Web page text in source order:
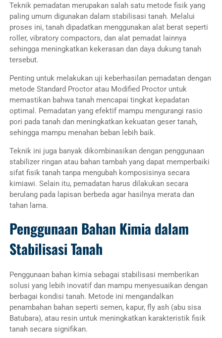
Teknik pemadatan merupakan salah satu metode fisik yang
paling umum digunakan dalam stabilisasi tanah. Melalui
proses ini, tanah dipadatkan menggunakan alat berat seperti
roller, vibratory compactors, dan alat pemadat lainnya
sehingga meningkatkan kekerasan dan daya dukung tanah
tersebut.
Penting untuk melakukan uji keberhasilan pemadatan dengan
metode Standard Proctor atau Modified Proctor untuk
memastikan bahwa tanah mencapai tingkat kepadatan
optimal. Pemadatan yang efektif mampu mengurangi rasio
pori pada tanah dan meningkatkan kekuatan geser tanah,
sehingga mampu menahan beban lebih baik.
Teknik ini juga banyak dikombinasikan dengan penggunaan
stabilizer ringan atau bahan tambah yang dapat memperbaiki
sifat fisik tanah tanpa mengubah komposisinya secara
kimiawi. Selain itu, pemadatan harus dilakukan secara
berulang pada lapisan berbeda agar hasilnya merata dan
tahan lama.
Penggunaan Bahan Kimia dalam
Stabilisasi Tanah
Penggunaan bahan kimia sebagai stabilisasi memberikan
solusi yang lebih inovatif dan mampu menyesuaikan dengan
berbagai kondisi tanah. Metode ini mengandalkan
penambahan bahan seperti semen, kapur, fly ash (abu sisa
Batubara), atau resin untuk meningkatkan karakteristik fisik
tanah secara signifikan.